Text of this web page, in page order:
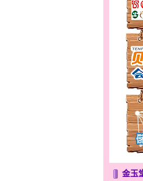
天
金玉